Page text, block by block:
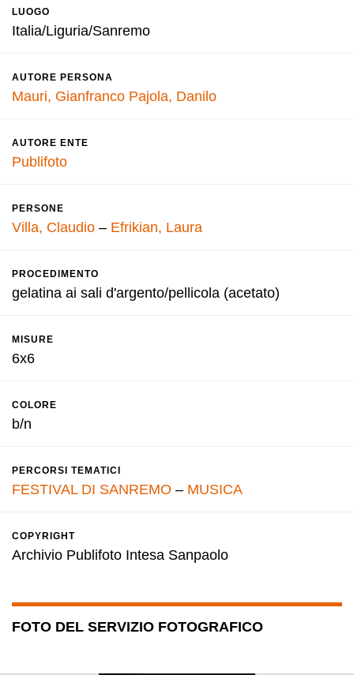
LUOGO
Italia/Liguria/Sanremo
AUTORE PERSONA
Mauri, Gianfranco Pajola, Danilo
AUTORE ENTE
Publifoto
PERSONE
Villa, Claudio – Efrikian, Laura
PROCEDIMENTO
gelatina ai sali d'argento/pellicola (acetato)
MISURE
6x6
COLORE
b/n
PERCORSI TEMATICI
FESTIVAL DI SANREMO – MUSICA
COPYRIGHT
Archivio Publifoto Intesa Sanpaolo
FOTO DEL SERVIZIO FOTOGRAFICO